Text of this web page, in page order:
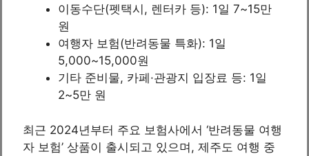
이동수단(펫택시, 렌터카 등): 1일 7~15만
원
여행자 보험(반려동물 특화): 1일
5,000~15,000원
기타 준비물, 카페·관광지 입장료 등: 1일
2~5만 원
최근 2024년부터 주요 보험사에서 ‘반려동물 여행
자 보험’ 상품이 출시되고 있으며, 제주도 여행 중